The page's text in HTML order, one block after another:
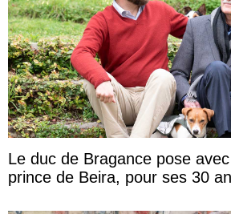
Le duc de Bragance pose
prince de Beira, pour ses 30